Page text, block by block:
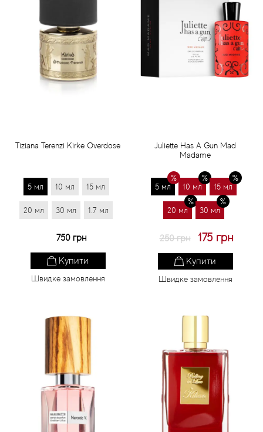
Tiziana Terenzi Kirke Overdose
5 мл 10 мл 15 мл
20 мл 30 мл 1.7 мл
750 грн
Купити
Швидке замовлення
Juliette Has A Gun Mad
Madame
5 мл 10 мл 15 мл
20 мл 30 мл
250 грн 175 грн
Купити
Швидке замовлення